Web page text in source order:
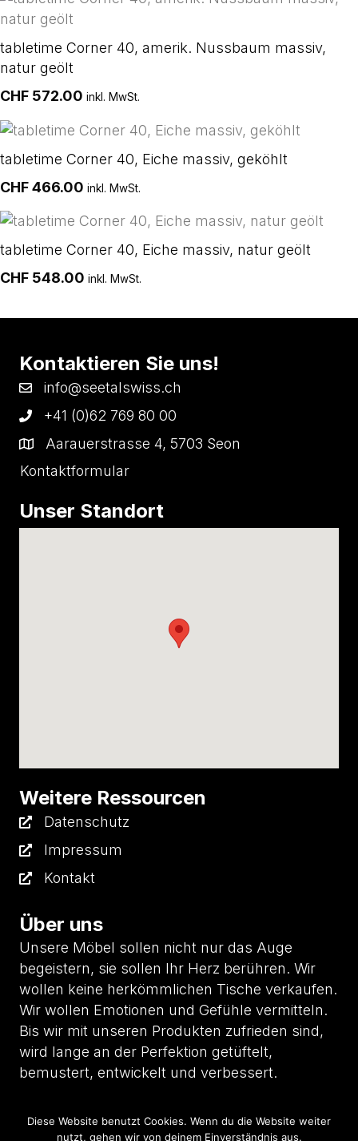
tabletime Corner 40, amerik. Nussbaum massiv,
natur geölt
CHF 572.00 inkl. MwSt.
tabletime Corner 40, Eiche massiv, geköhlt
CHF466.00 inkl. MwSt.
tabletime Corner 40, Eiche massiv, natur geölt
CHF 548.00 inkl. MwSt.
Kontaktieren Sie uns!
info@seetalswiss.ch
+41 (0)62 769 80 00
Aarauerstrasse 4, 5703 Seon
Kontaktformular
Unser Standort
Weitere Ressourcen
Datenschutz
Impressum
Kontakt
Über uns
Unsere Möbel sollen nicht nur das Auge
begeistern, sie sollen Ihr Herz berühren. Wir
wollen keine herkömmlichen Tische verkaufen.
Wir wollen Emotionen und Gefühle vermitteln.
Bis wir mit unseren Produkten zufrieden sind,
wird lange an der Perfektion getüftelt,
bemustert, entwickelt und verbessert.
Diese Website benutzt Cookies. Wenn du die Website weiter
nutzt, gehen wir von deinem Einverständnis aus.